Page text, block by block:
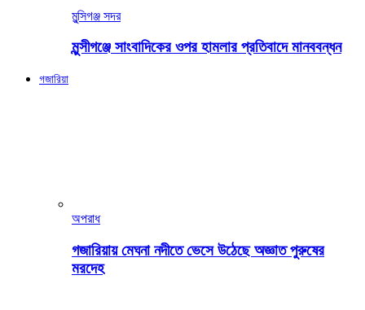
মুন্সিগঞ্জ সদর
মুন্সীগঞ্জে সাংবাদিকের ওপর হামলার প্রতিবাদে মানববন্ধন
গজারিয়া
অপরাধ
গজারিয়ায় মেঘনা নদীতে ভেসে উঠেছে অজ্ঞাত পুরুষের
মরদেহ